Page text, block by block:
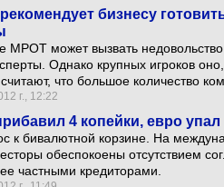
рекомендует бизнесу
МРОТ может вызвать недовольство
Однако крупных игроков
что большое количество
г., 12:22
4 копейки, евро упал
к бивалютной корзине. На
обеспокоены отсутствием
частными кредиторами.